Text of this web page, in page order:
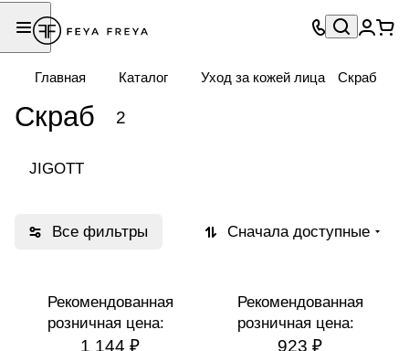
Главная Каталог Уход за кожей лица Скраб
Скраб 2
JIGOTT
Все фильтры Сначала доступные
Рекомендованная
розничная цена:
1 144 ₽
Рекомендованная
розничная цена:
923 ₽